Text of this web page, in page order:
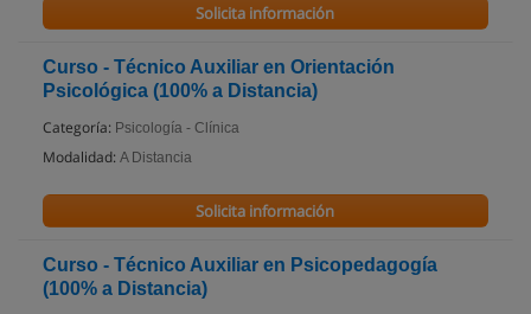
Solicita información
Curso - Técnico Auxiliar en Orientación
Psicológica (100% a Distancia)
Categoría: Psicología - Clínica
Modalidad: A Distancia
Solicita información
Curso - Técnico Auxiliar en Psicopedagogía
(100% a Distancia)